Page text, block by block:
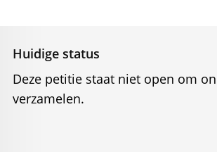
Huidige status
Deze petitie staat niet open om
verzamelen.